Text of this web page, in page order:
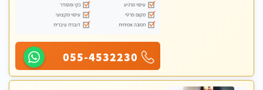
עיסוי מרגיע
נקי ומסודר
מקום פרטי
עיסוי מקצועי
תמונה אמיתית
דוברת עיברית
055-4532230